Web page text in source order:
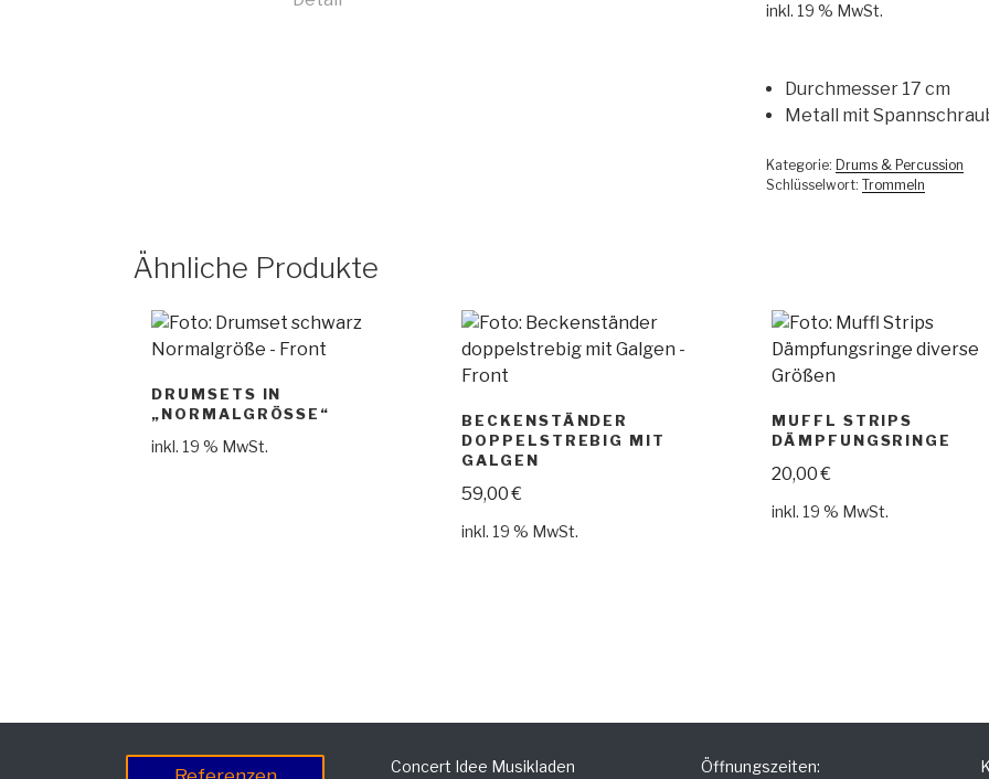
inkl. 19 % MwSt.
Durchmesser 17 cm
Metall mit
Kategorie: Drums & Percussion
Schlüsselwort:Trommeln
Ähnliche Produkte
DRUMSETS IN
„NORMALGRÖSSE“
inkl. 19 % MwSt.
BECKENSTÄNDER
DOPPELSTREBIG MIT
GALGEN
59,00€
inkl. 19 % MwSt.
MUFFL STRIPS
DÄMPFUNGSRINGE
20,00€
inkl. 19 % MwSt.
Concert Idee Musikladen Öffnungszeiten: